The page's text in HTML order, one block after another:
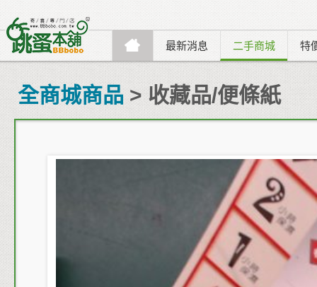
最新消息 二手商城 特
全商城商品 > 收藏品/便條紙